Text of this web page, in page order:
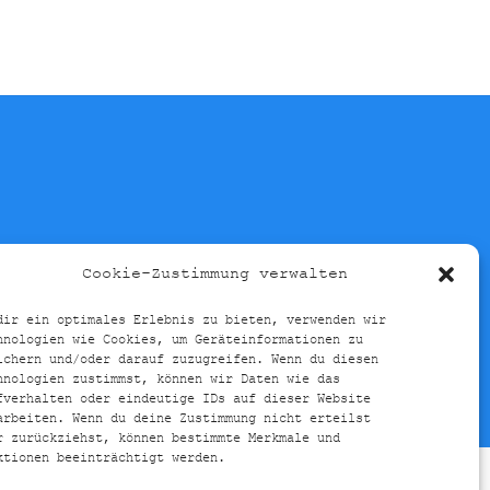
Cookie-Zustimmung verwalten
dir ein optimales Erlebnis zu bieten, verwenden wir
wie Cookies, um Geräteinformationen zu
und/oder darauf zuzugreifen. Wenn du diesen
zustimmst, können wir Daten wie das
oder eindeutige IDs auf dieser Website
Wenn du deine Zustimmung nicht erteilst
zurückziehst, können bestimmte Merkmale und
beeinträchtigt werden.